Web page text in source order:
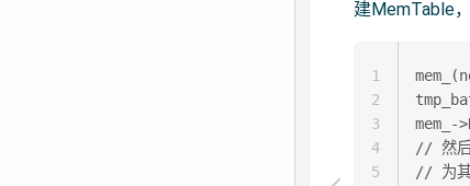
建MemTable
// 然后
// 为其
1
2
3
4
5